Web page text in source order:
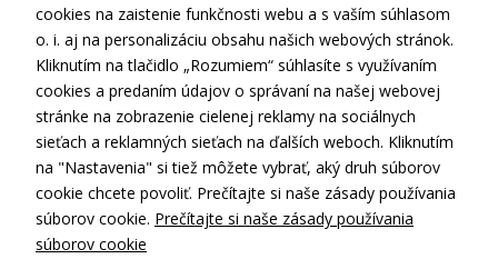
Kontakt
Doprava a platba
Obchodné podmienky
Ochrana osobných údajov
cookies na zaistenie funkčnosti webu a s vaším súhlasom
o. i. aj na personalizáciu obsahu našich webových stránok.
Kliknutím na tlačidlo „Rozumiem“ súhlasíte s využívaním
cookies a predaním údajov o správaní na našej webovej
stránke na zobrazenie cielenej reklamy na sociálnych
sieťach a reklamných sieťach na ďalších weboch. Kliknutím
na "Nastavenia" si tiež môžete vybrať, aký druh súborov
cookie chcete povoliť. Prečítajte si naše zásady používania
súborov cookie. Prečítajte si naše zásady používania
súborov cookie